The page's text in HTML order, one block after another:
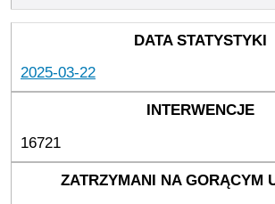
2025-03-22
16721